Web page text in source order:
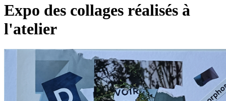
Expo des collages réalisés à
l'atelier